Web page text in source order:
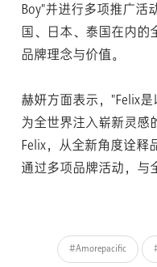
Boy"并进行多项推广活
国、日本、泰国在内的
品牌理念与价值。
赫妍方面表示，"Felix
为全世界注入崭新灵感
Felix，从全新角度诠释
通过多项品牌活动，与
#Amorepacific